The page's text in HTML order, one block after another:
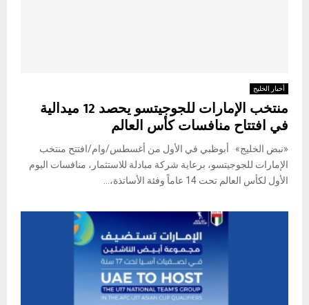
أخبار الخليج
منتخب الإمارات للجوجيتسو يحصد 12 ميدالية
في افتتاح منافسات كأس العالم
«نبض الخليج» أبوظبي في الأول من أغسطس/وام/افتتح منتخب
الإمارات للجوجيتسو، برعاية شركة مبادلة للاستثمار، منافسات اليوم
الأول لكأس العالم تحت 14 عاماً وفئة الأساتذة،...